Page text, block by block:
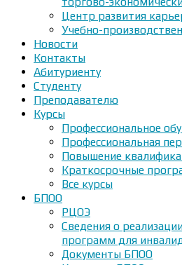
Центр развития
Учебно-
Новости
Контакты
Абитуриенту
Студенту
Преподавателю
Курсы
Профессиональное
Профессиональная
Повышение
Краткосрочные
Все курсы
БПОО
РЦОЭ
Сведения о
программ для
Документы БПОО